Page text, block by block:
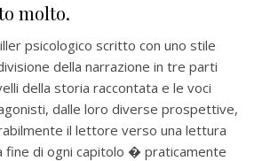
molto.
psicologico scritto con uno stile
della narrazione in tre parti
della storia raccontata e le voci
dalle loro diverse prospettive,
il lettore verso una lettura
fine di ogni capitolo � praticamente